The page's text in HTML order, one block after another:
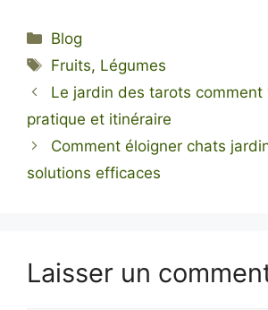
Catégories
Blog
Étiquettes
Fruits, Légumes
Le jardin des tarots comment
pratique et itinéraire
Comment éloigner chats
solutions efficaces
Laisser un